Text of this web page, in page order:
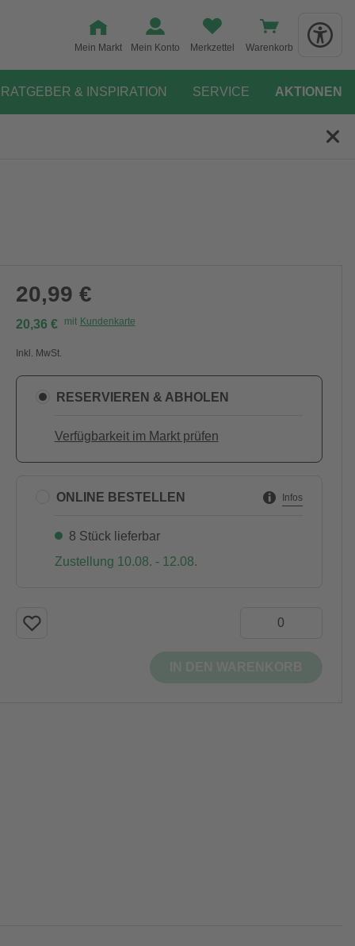
Mein Markt Mein Konto Merkzettel Warenkorb
RATGEBER & INSPIRATION SERVICE AKTIONEN
20,99 €
20,36 € mit Kundenkarte
Inkl. MwSt.
RESERVIEREN & ABHOLEN
Verfügbarkeit im Markt prüfen
ONLINE BESTELLEN Infos
8 Stück lieferbar
Zustellung 10.08. - 12.08.